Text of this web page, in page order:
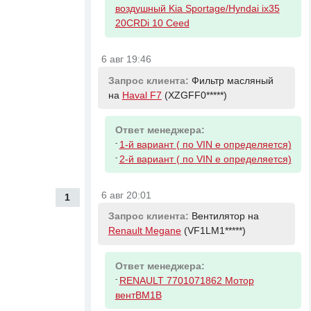
1
воздушный Kia Sportage/Hyndai ix35
20CRDi 10 Ceed
6 авг 19:46
Запрос клиента: Фильтр масляный
на Haval F7 (XZGFF0*****)
Ответ менеджера:
- 1-й вариант ( по VIN е определяется)
- 2-й вариант ( по VIN е определяется)
6 авг 20:01
Запрос клиента: Вентилятор на
Renault Megane(VF1LM1*****)
Ответ менеджера:
- RENAULT 7701071862 Мотор
вентBM1B